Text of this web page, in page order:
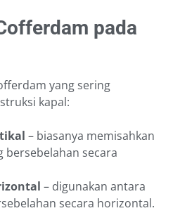
pada
yang sering
kapal:
– biasanya memisahkan
bersebelahan secara
– digunakan antara
secara horizontal.